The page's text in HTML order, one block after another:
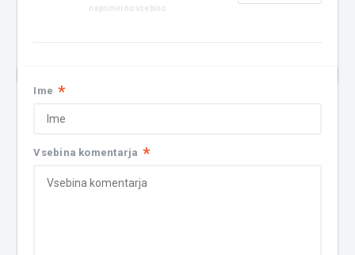
neprimerno vsebino
Ime *
Vsebina komentarja *